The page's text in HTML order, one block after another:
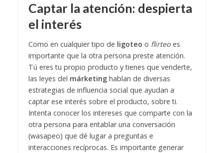
Captar la atención: despierta
el interés
Como en cualquier tipo de ligoteo o flirteo es
importante que la otra persona preste atención.
Tú eres tu propio producto y tienes que venderte,
las leyes del márketinghablan de diversas
estrategias de influencia social que ayudan a
captar ese interés sobre el producto, sobre ti.
Intenta conocer los intereses que comparte con la
otra persona para entablar una conversación
(wasapeo) que dé lugar a preguntas e
interacciones recíprocas. Es importante generar